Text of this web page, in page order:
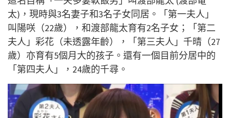
太)，現時與3名妻子和3名子女同居。「第一夫人」
叫陽咲（22歲），和渡部龍太育有2名子女；「第二
夫人」彩花（未透露年齡），「第三夫人」千晴（27
歲）亦育有5個月大的孩子。還有一個目前分居中的
「第四夫人」，24歲的千尋。